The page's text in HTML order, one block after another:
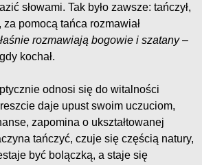
słowami. Tak było zawsze: tańczył,
za pomocą tańca rozmawiał
rozmawiają bogowie i szatany–
kochał.
odnosi się do witalności
daje upust swoim uczuciom,
zapomina o ukształtowanej
tańczyć, czuje się częścią natury,
być bolączką, a staje się